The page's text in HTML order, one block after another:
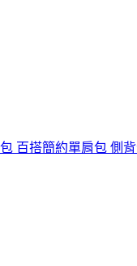
百搭簡約單肩包 側